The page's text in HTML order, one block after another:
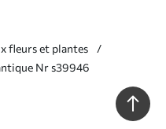
fleurs et plantes
Nr s39946